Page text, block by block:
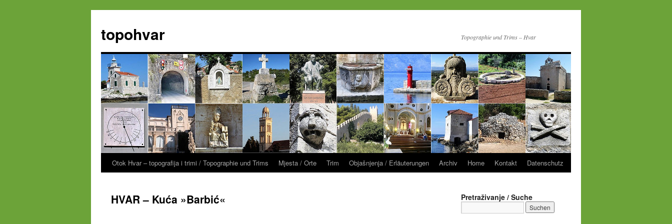
springen
topohvar Topographie und Trims – Hvar
Otok Hvar – topografija i trimi / Topographie und Trims Mjesta / Orte Trim Objašnjenja / Erläuterungen Archiv Home Kontakt Datenschutz
HVAR – Kuća »Barbić« Pretraživanje / Suche